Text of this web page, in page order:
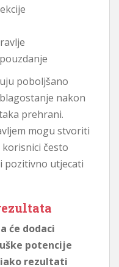
poboljšano
nakon
prehrani.
mogu stvoriti
često
pozitivno utjecati
će dodaci
potencije
rezultati